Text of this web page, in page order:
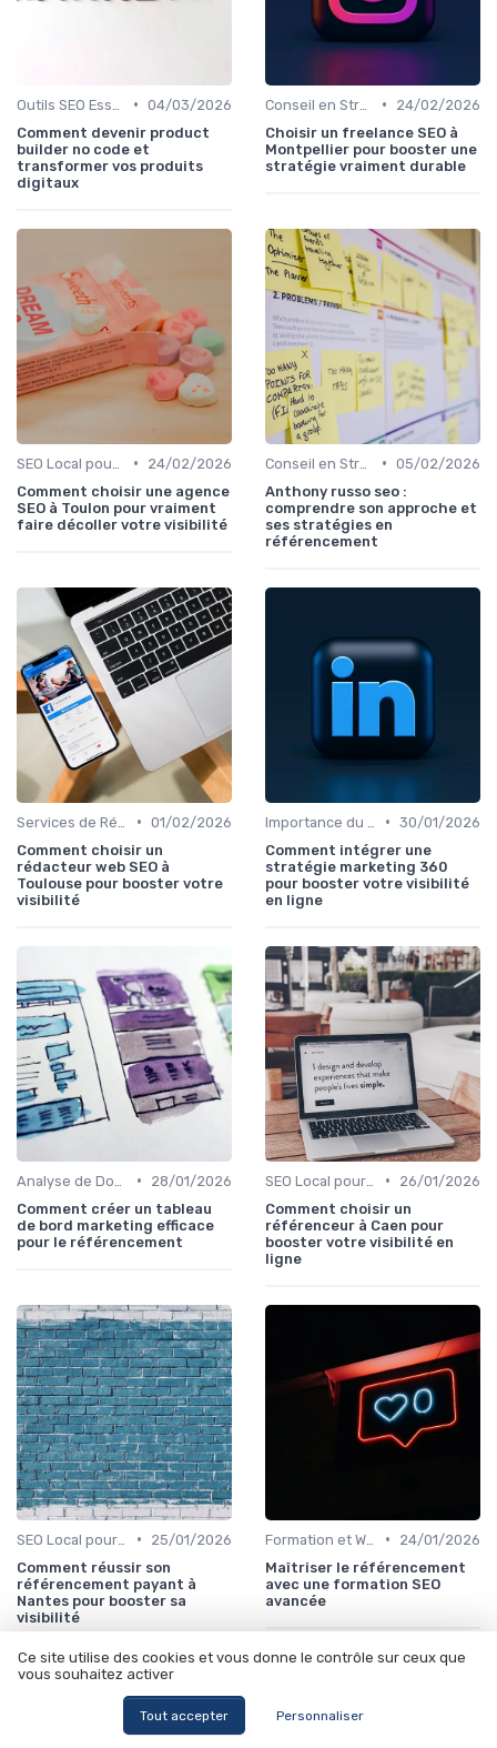
• 04/03/2026
Comment devenir product
builder no code et
transformer vos produits
digitaux
•
24/02/2026
Choisir un freelance SEO à
Montpellier pour booster une
stratégie vraiment durable
•
24/02/2026
Comment choisir une agence
SEO à Toulon pour vraiment
faire décoller votre visibilité
• 05/02/2026
Anthony russo seo :
comprendre son approche et
ses stratégies en
référencement
• 01/02/2026
Comment choisir un
rédacteur web SEO à
Toulouse pour booster votre
visibilité
• 30/01/2026
Comment intégrer une
stratégie marketing 360
pour booster votre visibilité
en ligne
•
28/01/2026
Comment créer un tableau
de bord marketing efficace
pour le référencement
•
26/01/2026
Comment choisir un
référenceur à Caen pour
booster votre visibilité en
ligne
•
25/01/2026
Comment réussir son
référencement payant à
Nantes pour booster sa
visibilité
•
24/01/2026
Maîtriser le référencement
avec une formation SEO
avancée
Les articles par date
Ce site utilise des cookies et vous donne le contrôle sur ceux que
vous souhaitez activer
Tout accepter Personnaliser